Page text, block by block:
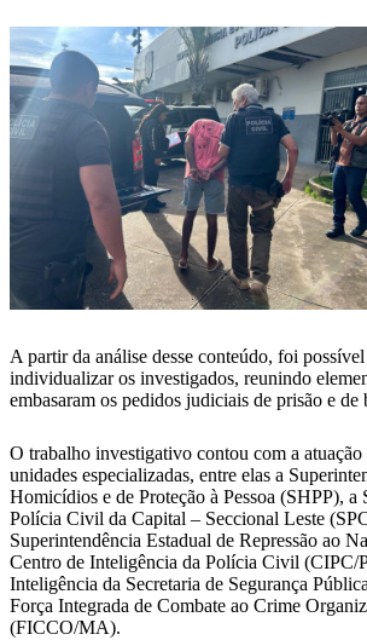
A partir da análise desse conteúdo, foi
individualizar os investigados, reunindo
embasaram os pedidos judiciais de prisão e de
O trabalho investigativo contou com a atuação
unidades especializadas, entre elas a
Homicídios e de Proteção à Pessoa (SHPP), a
Polícia Civil da Capital – Seccional Leste
Superintendência Estadual de Repressão ao
Centro de Inteligência da Polícia Civil (CIPC/
Inteligência da Secretaria de Segurança
Força Integrada de Combate ao Crime
(FICCO/MA).